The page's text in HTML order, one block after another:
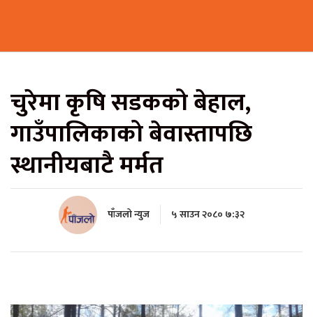
चुरेमा कृषि सडकको बेहाल,
गाउँपालिकाको बेवास्तापछि
स्थानीयबाटै मर्मत
पाँजलो न्युज ५ साउन २०८० ७:३२